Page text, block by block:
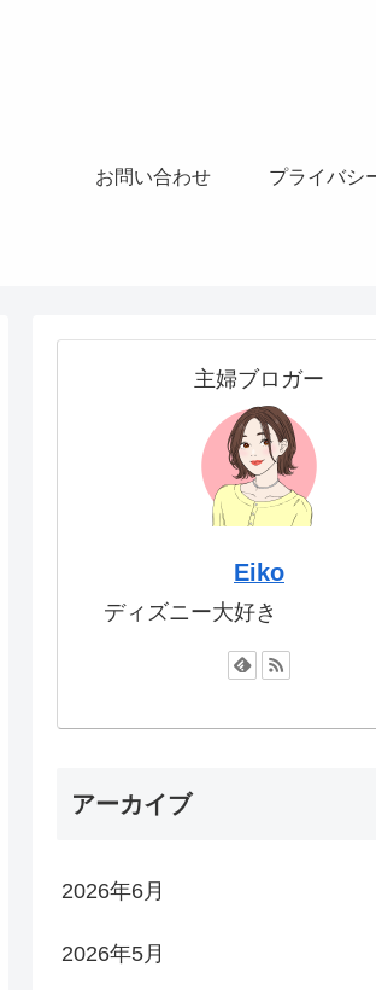
お問い合わせ プライバシ
主婦ブロガー
Eiko
ディズニー大好き
アーカイブ
2026年6月
2026年5月